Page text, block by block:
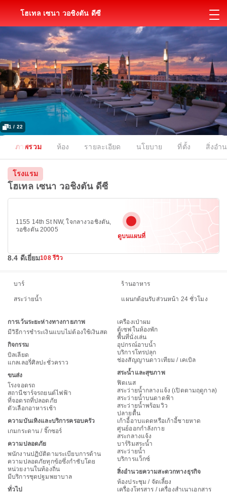
โฮเทล เซนา วอชิงตัน ดีซี
1 / 22
ภาพรวม ห้อง รายละเอียด นโยบาย ที่ตั้ง สิ่งอำ
โรงแรม
โฮเทล เซนา วอชิงตัน ดีซี
1155 14th St NW, ใจกลางวอชิงตัน,
วอชิงตัน 20005
ดูบนแผนที่
8.4 ดีเยี่ยม108 รีวิว
บาร์ ร้านอาหาร
สระว่ายน้ำ แผนกต้อนรับส่วนหน้า 24 ชั่วโมง
การเว้นระยะห่างทางกายภาพ
มีวิธีการชำระเงินแบบไม่ต้องใช้เงินสด
กิจกรรม
บิลเลียด
แกลเลอรี่ศิลปะชั่วคราว
ขนส่ง
โรงจอดรถ
สถานีชาร์จรถยนต์ไฟฟ้า
ที่จอดรถที่ปลอดภัย
ตัวเลือกอาหารเช้า
ความบันเทิงและบริการครอบครัว
เกมกระดาน / จิ๊กซอร์
ความปลอดภัย
พนักงานปฏิบัติตามระเบียบการด้าน
ความปลอดภัยทุกข้อซึ่งกำชับโดย
หน่วยงานในท้องถิ่น
มีบริการชุดปฐมพยาบาล
ทั่วไป
เครื่องเป่าผม
ตู้เซฟในห้องพัก
พื้นที่นั่งเล่น
อุปกรณ์อาบน้ำ
บริการโทรปลุก
ช่องสัญญานดาวเทียม / เคเบิล
สระน้ำและสุขภาพ
ฟิตเนส
สระว่ายน้ำกลางแจ้ง (เปิดตามฤดูกาล)
สระว่ายน้ำบนดาดฟ้า
สระว่ายน้ำพร้อมวิว
ปลายตื้น
เก้าอี้อาบแดดหรือเก้าอี้ชายหาด
ศูนย์ออกกำลังกาย
สระกลางแจ้ง
บาร์ริมสระน้ำ
สระว่ายน้ำ
บริการแว็กซ์
สิ่งอำนวยความสะดวกทางธุรกิจ
ห้องประชุม / จัดเลี้ยง
เครื่องโทรสาร / เครื่องสำเนาเอกสาร